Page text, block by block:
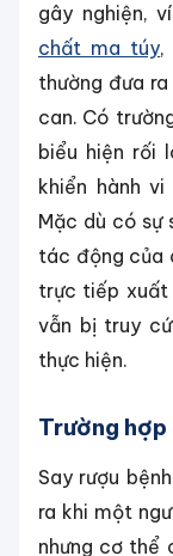
gây nghiện,
chất ma túy,
thường đưa
can. Có
biểu hiện rối
khiển hành
Mặc dù có sự
tác động của
trực tiếp xuất
vẫn bị truy
thực hiện.
Trường
Say rượu
ra khi một
nhưng cơ thể